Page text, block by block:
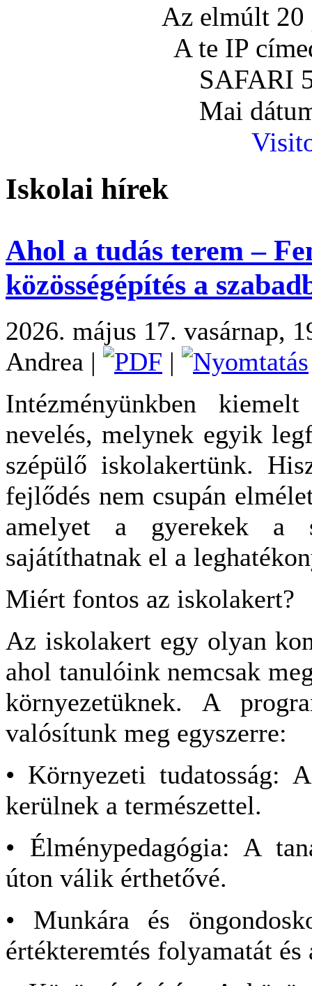
Az elmúlt 20
A te IP
SAFARI
Mai
Iskolai hírek
Ahol a tudás terem –
közösségépítés a
2026. május 17. vasárnap,
Andrea | |
Intézményünkben
nevelés, melynek egyik
szépülő iskolakertünk.
fejlődés nem csupán
amelyet a gyerekek a
sajátíthatnak el a
Miért fontos az iskolakert?
Az iskolakert egy olyan
ahol tanulóink nemcsak
környezetüknek. A
valósítunk meg egyszerre:
• Környezeti tudatosság:
kerülnek a természettel.
• Élménypedagógia: A
úton válik érthetővé.
• Munkára és
értékteremtés folyamatát